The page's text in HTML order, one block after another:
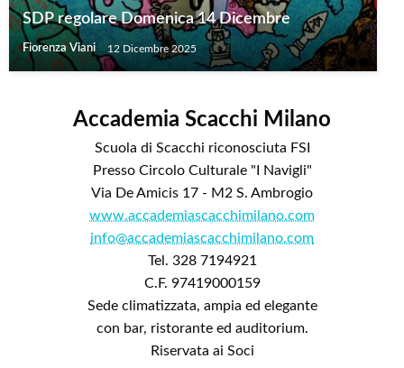
SDP regolare Domenica 14 Dicembre
Fiorenza Viani 12 Dicembre 2025
Accademia Scacchi Milano
Scuola di Scacchi riconosciuta FSI
Presso Circolo Culturale "I Navigli"
Via De Amicis 17 - M2 S. Ambrogio
www.accademiascacchimilano.com
info@accademiascacchimilano.com
Tel. 328 7194921
C.F. 97419000159
Sede climatizzata, ampia ed elegante
con bar, ristorante ed auditorium.
Riservata ai Soci